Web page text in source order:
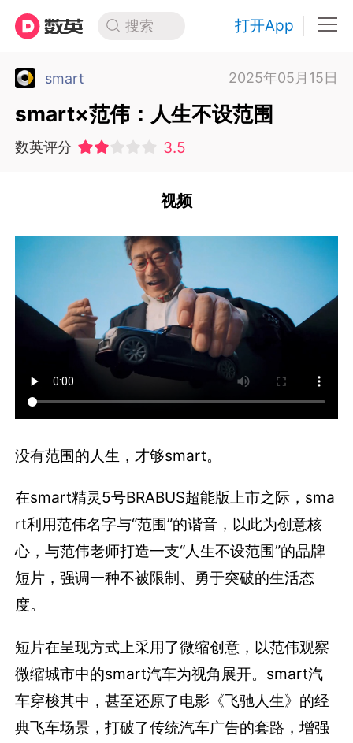
搜索 打开App
smart 2025年05月15日
smart×范伟：人生不设范围
数英评分 3.5
视频
没有范围的人生，才够smart。
在smart精灵5号BRABUS超能版上市之际，sma
rt利用范伟名字与“范围”的谐音，以此为创意核
心，与范伟老师打造一支“人生不设范围”的品牌
短片，强调一种不被限制、勇于突破的生活态
度。
短片在呈现方式上采用了微缩创意，以范伟观察
微缩城市中的smart汽车为视角展开。smart汽
车穿梭其中，甚至还原了电影《飞驰人生》的经
典飞车场景，打破了传统汽车广告的套路，增强